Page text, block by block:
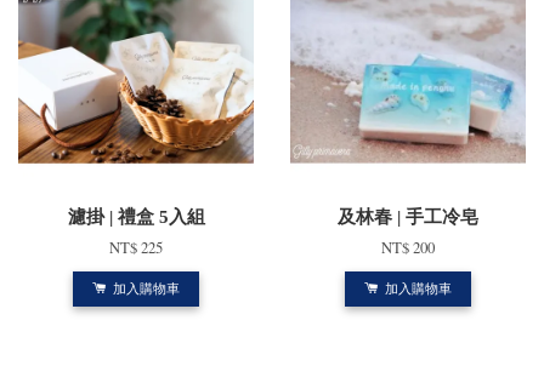
濾掛 | 禮盒 5入組
NT$ 225
加入購物車
及林春 | 手工冷皂
NT$ 200
加入購物車